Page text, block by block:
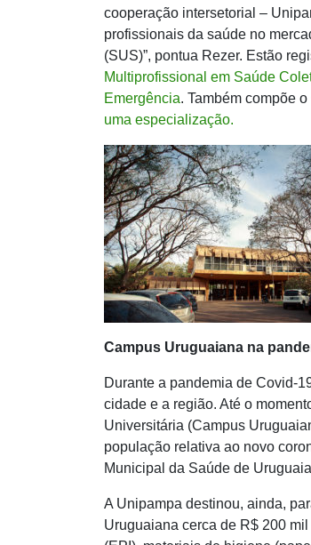
cooperação intersetorial –
profissionais da saúde no
(SUS)”, pontua Rezer. Estão
Multiprofissional em Saúde
Emergência. Também compõe
uma especialização.
Campus Uruguaiana na
Durante a pandemia de Covid-
cidade e a região. Até o
Universitária (Campus
população relativa ao novo
Municipal da Saúde de
A Unipampa destinou, ainda,
Uruguaiana cerca de R$ 200